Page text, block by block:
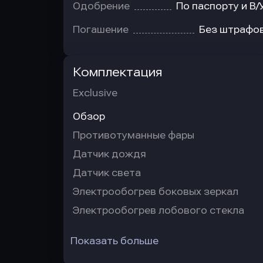
Одобрение По паспорту и В/
Погашение Без
Комплектация
Exclusive
Обзор
Противотуманные фары
Датчик дождя
Датчик света
Электрообогрев боковых зеркал
Электрообогрев лобового стекла
Показать больше